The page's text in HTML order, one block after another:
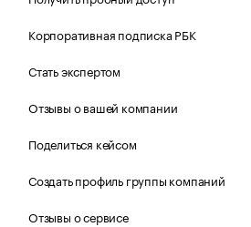
Корпоративная подписка РБК
Стать экспертом
Отзывы о вашей компании
Поделиться кейсом
Создать профиль группы компаний
Отзывы о сервисе